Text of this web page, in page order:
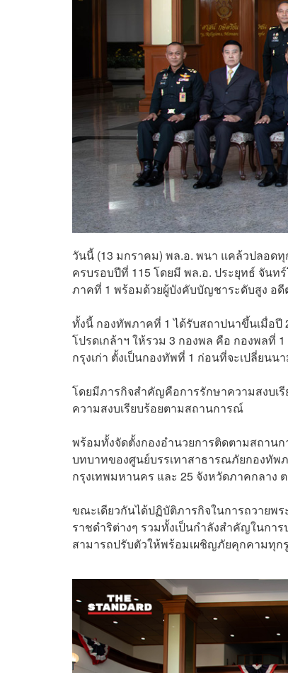
วันนี้ (13 มกราคม) พล.อ. พนา แคล้วปลอด
ครบรอบปีที่ 115 โดยมี พล.อ. ประยุทธ์ จัน
ภาคที่ 1 พร้อมด้วยผู้บังคับบัญชาระดับสูง อ
ทั้งนี้ กองทัพภาคที่ 1 ได้รับสถาปนาขึ้นเมื่อปี
โปรดเกล้าฯ ให้รวม 3 กองพล คือ กองพล
กรุงเก่า ตั้งเป็นกองทัพที่ 1 ก่อนที่จะเปลี่ยน
โดยมีภารกิจสำคัญคือการรักษาความสงบเ
ความสงบเรียบร้อยตามสถานการณ์
พร้อมทั้งจัดตั้งกองอำนวยการติดตามสถา
บทบาทของศูนย์บรรเทาสาธารณภัยกองทัพ
กรุงเทพมหานคร และ 25 จังหวัดภาคกลาง
ขณะเดียวกันได้ปฏิบัติภารกิจในการถวายพ
ราชดำริต่างๆ รวมทั้งเป็นกำลังสำคัญในกา
สามารถปรับตัวให้พร้อมเผชิญภัยคุกคามทุก